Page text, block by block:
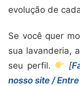
evolução de
Se você quer
sua lavanderia,
seu perfil.
[
nosso site /